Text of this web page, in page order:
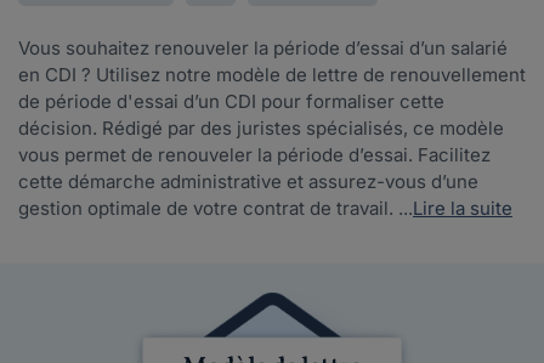
Vous souhaitez renouveler la période d’essai d’un salarié
en CDI ? Utilisez notre modèle de lettre de renouvellement
de période d'essai d’un CDI pour formaliser cette
décision. Rédigé par des juristes spécialisés, ce modèle
vous permet de renouveler la période d’essai. Facilitez
cette démarche administrative et assurez-vous d’une
gestion optimale de votre contrat de travail. ...Lire la suite